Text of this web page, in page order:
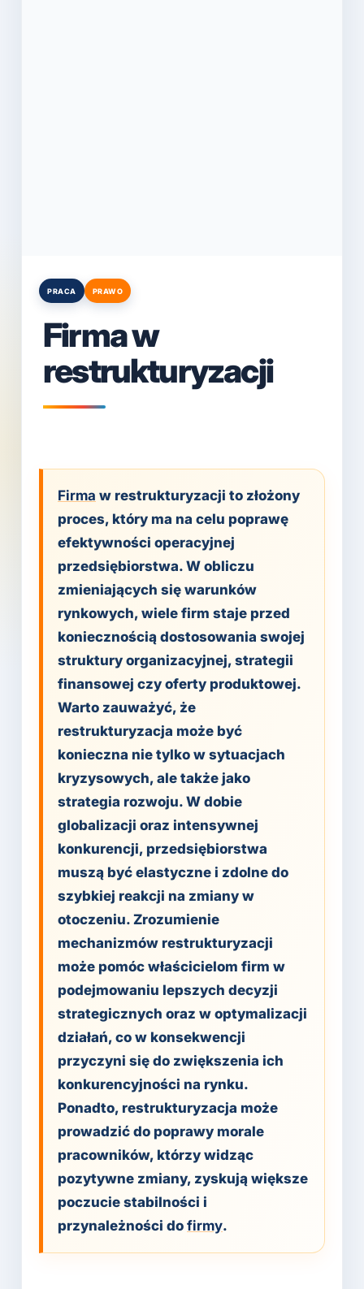
Posted
PRACA PRAWO
Firma w
restrukturyzacji
Firma w restrukturyzacji to złożony
proces, który ma na celu poprawę
efektywności operacyjnej
przedsiębiorstwa. W obliczu
zmieniających się warunków
rynkowych, wiele firm staje przed
koniecznością dostosowania swojej
struktury organizacyjnej, strategii
finansowej czy oferty produktowej.
Warto zauważyć, że
restrukturyzacja może być
konieczna nie tylko w sytuacjach
kryzysowych, ale także jako
strategia rozwoju. W dobie
globalizacji oraz intensywnej
konkurencji, przedsiębiorstwa
muszą być elastyczne i zdolne do
szybkiej reakcji na zmiany w
otoczeniu. Zrozumienie
mechanizmów restrukturyzacji
może pomóc właścicielom firm w
podejmowaniu lepszych decyzji
strategicznych oraz w optymalizacji
działań, co w konsekwencji
przyczyni się do zwiększenia ich
konkurencyjności na rynku.
Ponadto, restrukturyzacja może
prowadzić do poprawy morale
pracowników, którzy widząc
pozytywne zmiany, zyskują większe
poczucie stabilności i
przynależności do firmy.